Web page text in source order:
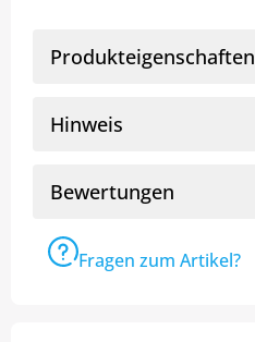
Produkteigenschaften
Hinweis
Bewertungen
Fragen zum Artikel?